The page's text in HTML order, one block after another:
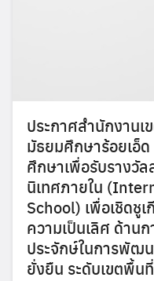
ประกาศสำนักงาน
มัธยมศึกษาร้อยเอ็
ศึกษาเพื่อรับรางวั
นิเทศภายใน
School) เพื่อเชิดชู
ความเป็นเลิศ ด้าน
ประจักษ์ในการพั
ยั่งยืน ระดับเขตพื้น